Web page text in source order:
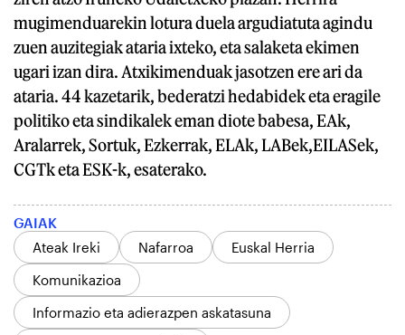
mugimenduarekin lotura duela argudiatuta agindu
zuen auzitegiak ataria ixteko, eta salaketa ekimen
ugari izan dira. Atxikimenduak jasotzen ere ari da
ataria. 44 kazetarik, bederatzi hedabidek eta eragile
politiko eta sindikalek eman diote babesa, EAk,
Aralarrek, Sortuk, Ezkerrak, ELAk, LABek,EILASek,
CGTk eta ESK-k, esaterako.
GAIAK
Ateak Ireki
Nafarroa
Euskal Herria
Komunikazioa
Informazio eta adierazpen askatasuna